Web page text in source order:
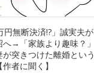
円無断決済!?」誠実夫が
へ→「家族より趣味？」
が突きつけた離婚という
者に聞く】